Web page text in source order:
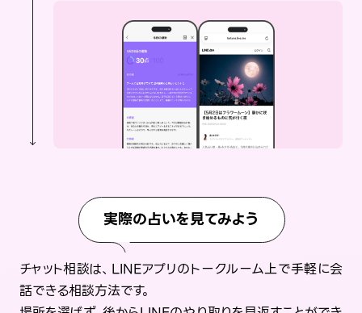
実際の占いを見てみよう
チャット相談は、LINEアプリのトークルーム上で手軽に会
話できる相談方法です。